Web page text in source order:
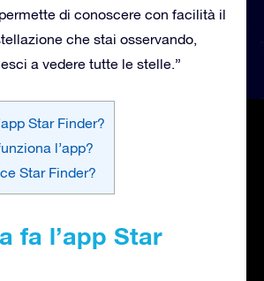
di conoscere con facilità il
che stai osservando,
a vedere tutte le stelle.”
Star Finder?
l’app?
Star Finder?
fa l’app Star